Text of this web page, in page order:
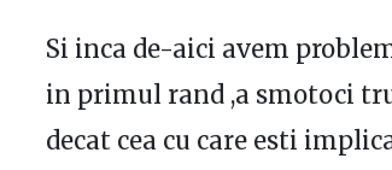
Si inca de-aici avem
in primul rand ,a smotoci
decat cea cu care esti